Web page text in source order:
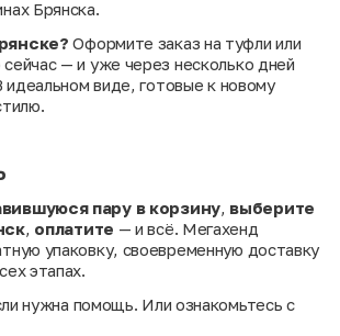
Брянска.
Оформите заказ на туфли или
— и уже через несколько дней
идеальном виде, готовые к новому
пару в корзину, выберите
, оплатите — и всё. Мегахенд
упаковку, своевременную доставку
этапах.
нужна помощь. Или ознакомьтесь с